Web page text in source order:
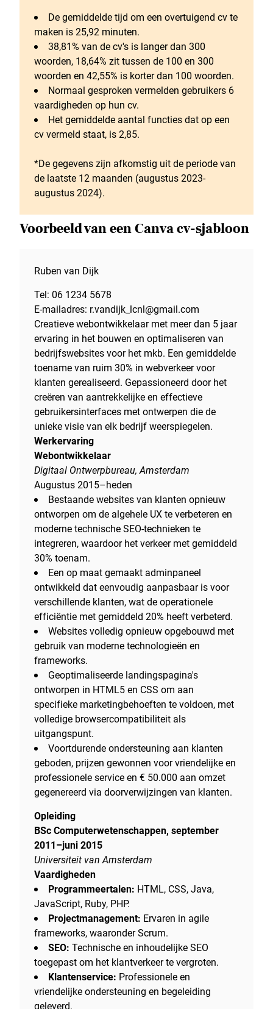
De gemiddelde tijd om een overtuigend cv te
maken is 25,92 minuten.
38,81% van de cv's is langer dan 300
woorden, 18,64% zit tussen de 100 en 300
woorden en 42,55% is korter dan 100 woorden.
Normaal gesproken vermelden gebruikers 6
vaardigheden op hun cv.
Het gemiddelde aantal functies dat op een
cv vermeld staat, is 2,85.
*De gegevens zijn afkomstig uit de periode van
de laatste 12 maanden (augustus 2023-
augustus 2024).
Voorbeeld van een Canva cv-sjabloon
Ruben van Dijk
Tel: 06 1234 5678
E-mailadres: r.vandijk_lcnl@gmail.com
Creatieve webontwikkelaar met meer dan 5 jaar
ervaring in het bouwen en optimaliseren van
bedrijfswebsites voor het mkb. Een gemiddelde
toename van ruim 30% in webverkeer voor
klanten gerealiseerd. Gepassioneerd door het
creëren van aantrekkelijke en effectieve
gebruikersinterfaces met ontwerpen die de
unieke visie van elk bedrijf weerspiegelen.
Werkervaring
Webontwikkelaar
Digitaal Ontwerpbureau, Amsterdam
Augustus 2015–heden
Bestaande websites van klanten opnieuw
ontworpen om de algehele UX te verbeteren en
moderne technische SEO-technieken te
integreren, waardoor het verkeer met gemiddeld
30% toenam.
Een op maat gemaakt adminpaneel
ontwikkeld dat eenvoudig aanpasbaar is voor
verschillende klanten, wat de operationele
efficiëntie met gemiddeld 20% heeft verbeterd.
Websites volledig opnieuw opgebouwd met
gebruik van moderne technologieën en
frameworks.
Geoptimaliseerde landingspagina's
ontworpen in HTML5 en CSS om aan
specifieke marketingbehoeften te voldoen, met
volledige browsercompatibiliteit als
uitgangspunt.
Voortdurende ondersteuning aan klanten
geboden, prijzen gewonnen voor vriendelijke en
professionele service en € 50.000 aan omzet
gegenereerd via doorverwijzingen van klanten.
Opleiding
BSc Computerwetenschappen, september
2011–juni 2015
Universiteit van Amsterdam
Vaardigheden
Programmeertalen: HTML, CSS, Java,
JavaScript, Ruby, PHP.
Projectmanagement: Ervaren in agile
frameworks, waaronder Scrum.
SEO: Technische en inhoudelijke SEO
toegepast om het klantverkeer te vergroten.
Klantenservice: Professionele en
vriendelijke ondersteuning en begeleiding
geleverd.